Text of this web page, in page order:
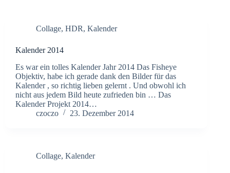
Collage, HDR, Kalender
Kalender 2014
Es war ein tolles Kalender Jahr 2014 Das Fisheye
Objektiv, habe ich gerade dank den Bilder für das
Kalender , so richtig lieben gelernt . Und obwohl ich
nicht aus jedem Bild heute zufrieden bin … Das
Kalender Projekt 2014…
czoczo
23. Dezember 2014
Collage, Kalender